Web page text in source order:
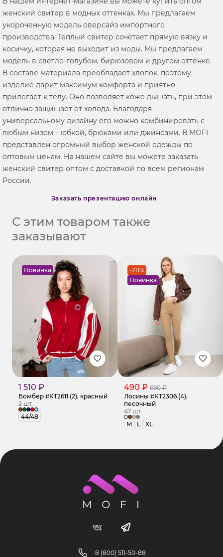
женский свитер в модных оттенках. Мы предлагаем
укороченную модель оверсайз импортного
производства. Теплый свитер сочетает прямую вязку и
косичку, которая не выходит из моды. Мы предлагаем
модель в светло-голубом, бирюзовом и другом оттенке.
В составе материала преобладает хлопок, поэтому
изделие дарит максимум комфорта и приятно
прилегает к телу. Оно позволяет коже дышать, при этом
отлично защищает от холода. Благодаря
универсальному дизайну его можно комбинировать с
любым низом – юбкой, брюками или джинсами. В MOFI
представлен огромный выбор женской одежды по
оптовым ценам. На нашем сайте вы можете заказать
женский свитер оптом с доставкой по всем регионам
России.
Заказать презентацию онлайн
С этим товаром также
заказывают
Новинка
1 510 ₽
Бомбер #КТ2611 (2), красный
2 шт.
44/48
-28%
Новинка
490 ₽ 690 ₽
Лосины #КТ2306 (4),
песочный
47 шт.
M
L XL
8 (800) 511-50-88